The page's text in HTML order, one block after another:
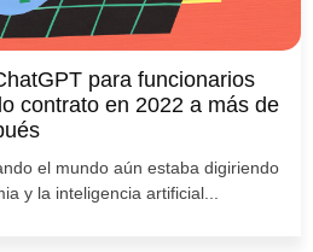
para funcionarios
contrato en 2022 a más de
el mundo aún estaba digiriendo
y la inteligencia artificial...